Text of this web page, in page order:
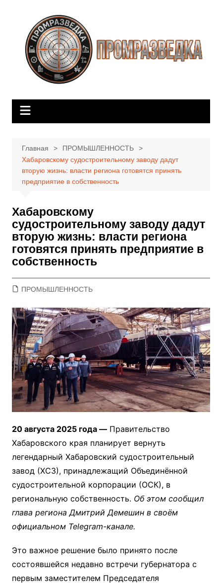
содержимому
Главная
ПРОМЫШЛЕННОСТЬ
Хабаровскому судостроительному заводу дадут
вторую жизнь: власти региона готовятся принять
предприятие в собственность
Хабаровскому
судостроительному заводу дадут
вторую жизнь: власти региона
готовятся принять предприятие в
собственность
ПРОМЫШЛЕННОСТЬ
20 августа 2025 года —Правительство
Хабаровского края планирует вернуть
легендарный Хабаровский судостроительный
завод (ХСЗ), принадлежащий Объединённой
судостроительной корпорации (ОСК), в
региональную собственность. Об этом сообщил
глава региона Дмитрий Демешин в своём
официальном Telegram-канале.
Это важное решение было принято после
состоявшейся недавно встречи губернатора с
первым заместителем Председателя